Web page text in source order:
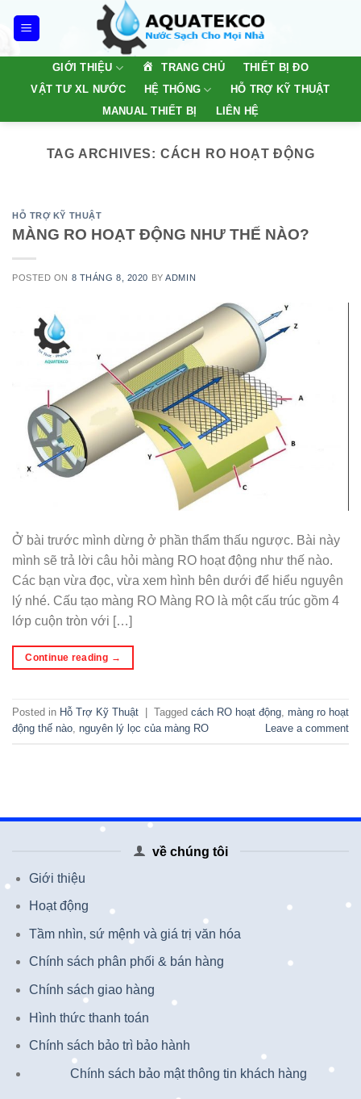
GIỚI THIỆU TRANG CHỦ
THIẾT BỊ ĐO
VẬT TƯ XL NƯỚC
HỆ THỐNG
HỖ TRỢ KỸ THUẬT
MANUAL THIẾT BỊ
LIÊN HỆ
TAG ARCHIVES: CÁCH RO HOẠT ĐỘNG
HỖ TRỢ KỸ THUẬT
MÀNG RO HOẠT ĐỘNG NHƯ THẾ NÀO?
POSTED ON 8 THÁNG 8, 2020 BYADMIN
Ở bài trước mình dừng ở phần thẩm thấu ngược. Bài này
mình sẽ trả lời câu hỏi màng RO hoạt động như thế nào.
Các bạn vừa đọc, vừa xem hình bên dưới để hiểu nguyên
lý nhé. Cấu tạo màng RO Màng RO là một cấu trúc gồm 4
lớp cuộn tròn với […]
Continue reading →
Posted in Hỗ Trợ Kỹ Thuật Tagged cách RO hoạt động màng ro hoạt
động thế nào nguyên lý lọc của màng RO Leave a comment
về chúng tôi
Giới thiệu
Hoạt động
Tầm nhìn, sứ mệnh và giá trị văn hóa
Chính sách phân phối & bán hàng
Chính sách giao hàng
Hình thức thanh toán
Chính sách bảo trì bảo hành
Chính sách bảo mật thông tin khách hàng